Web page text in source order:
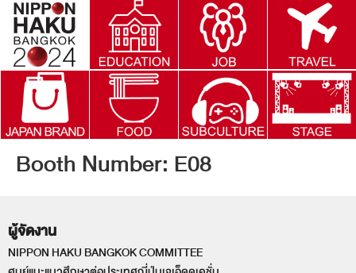
Booth Number: E08
ผู้จัดงาน
NIPPON HAKU BANGKOK COMMITTEE